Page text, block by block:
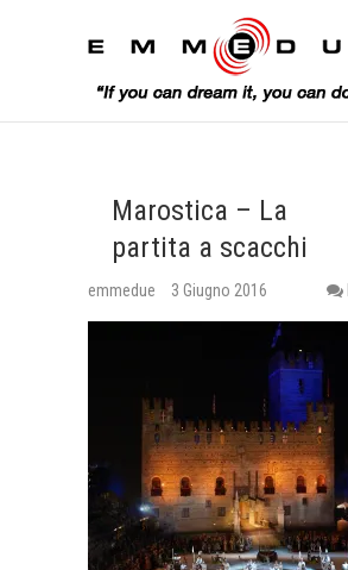
Marostica – La
partita a scacchi
emmedue 3 Giugno 2016